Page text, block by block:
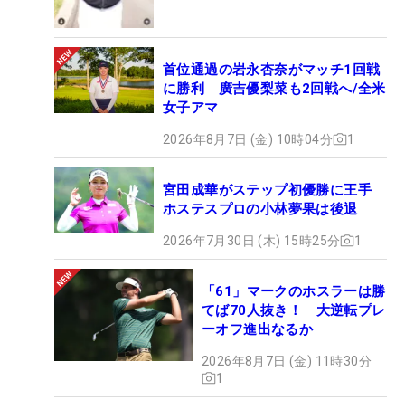
首位通過の岩永杏奈がマッチ1回戦
に勝利 廣吉優梨菜も2回戦へ/全米
女子アマ
2026年8月7日 (金) 10時04分 1
宮田成華がステップ初優勝に王手
ホステスプロの小林夢果は後退
2026年7月30日 (木) 15時25分 1
「61」マークのホスラーは勝
てば70人抜き！ 大逆転プレ
ーオフ進出なるか
2026年8月7日 (金) 11時30分
1